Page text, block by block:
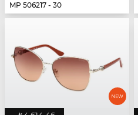
MP 506217 - 30